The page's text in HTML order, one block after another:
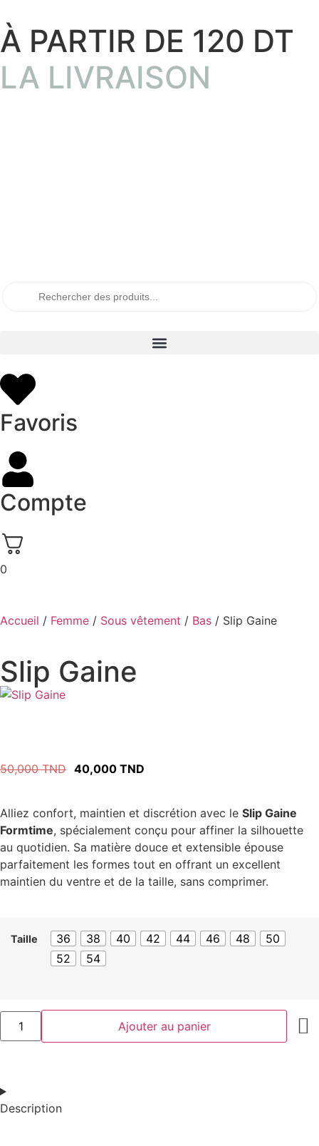
À PARTIR DE 120 DT
LA LIVRAISON
Favoris
Compte
0
Accueil / Femme / Sous vêtement / Bas / Slip Gaine
Slip Gaine
50,000TND 40,000 TND
Alliez confort, maintien et discrétion avec le Slip Gaine
Formtime, spécialement conçu pour affiner la silhouette
au quotidien. Sa matière douce et extensible épouse
parfaitement les formes tout en offrant un excellent
maintien du ventre et de la taille, sans comprimer.
Taille 36 38 40 42 44 46 48
50
52
54
Ajouter au panier
Description